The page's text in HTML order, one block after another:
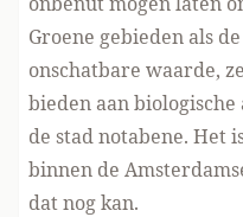
Groene gebieden als
onschatbare waarde,
bieden aan
de stad notabene. Het
binnen de
dat nog kan.